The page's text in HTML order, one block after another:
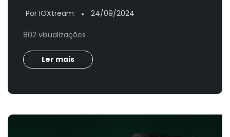
Por IOXtream ● 24/09/2024
802 visualizações
Ler mais